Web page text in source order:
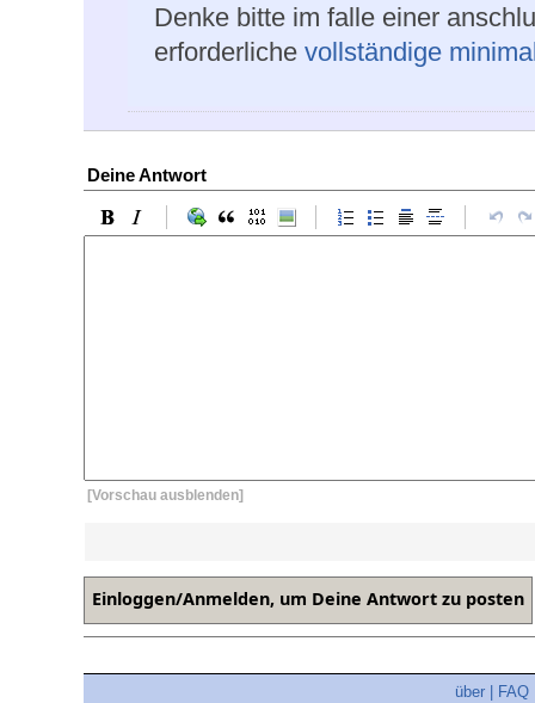
Denke bitte im falle einer
erforderliche vollständige
Deine Antwort
[Vorschau ausblenden]
über FAQ